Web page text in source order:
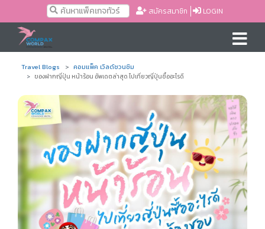
สมัครสมาชิก LOGIN
Travel Blogs คอมแพ็ค เวิลด์ชวนชิม
ของฝากญี่ปุ่น หน้าร้อน อัพเดตล่าสุด ไปเที่ยวญี่ปุ่นซื้ออะไรดี